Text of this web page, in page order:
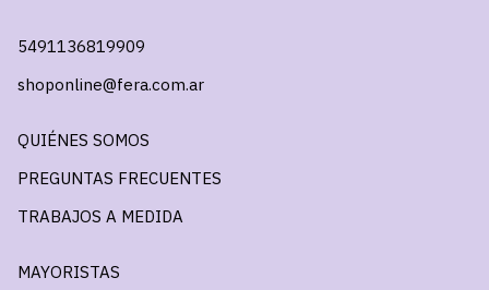
5491136819909
shoponline@fera.com.ar
QUIÉNES SOMOS
PREGUNTAS FRECUENTES
TRABAJOS A MEDIDA
MAYORISTAS